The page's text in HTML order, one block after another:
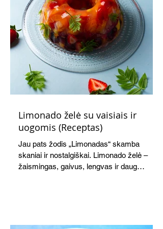
Limonado želė su vaisiais ir
uogomis (Receptas)
Jau pats žodis „Limonadas“ skamba
skaniai ir nostalgiškai. Limonado želė –
žaismingas, gaivus, lengvas ir daug